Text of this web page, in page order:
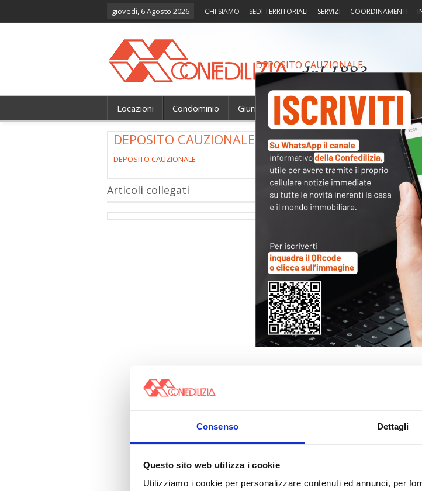
Consenso Dettagli
Questo sito web utilizza i cookie
Utilizziamo i cookie per personalizzare contenuti ed annunci, per
giovedì, 6 Agosto 2026 CHI SIAMO SEDI TERRITORIALI SERVIZI COORDINAMENTI
Locazioni Condominio Giurisprudenza Fisco Portierato
DEPOSITO CAUZIONALE
DEPOSITO CAUZIONALE
Articoli collegati
DEPOSITO CAUZIONALE